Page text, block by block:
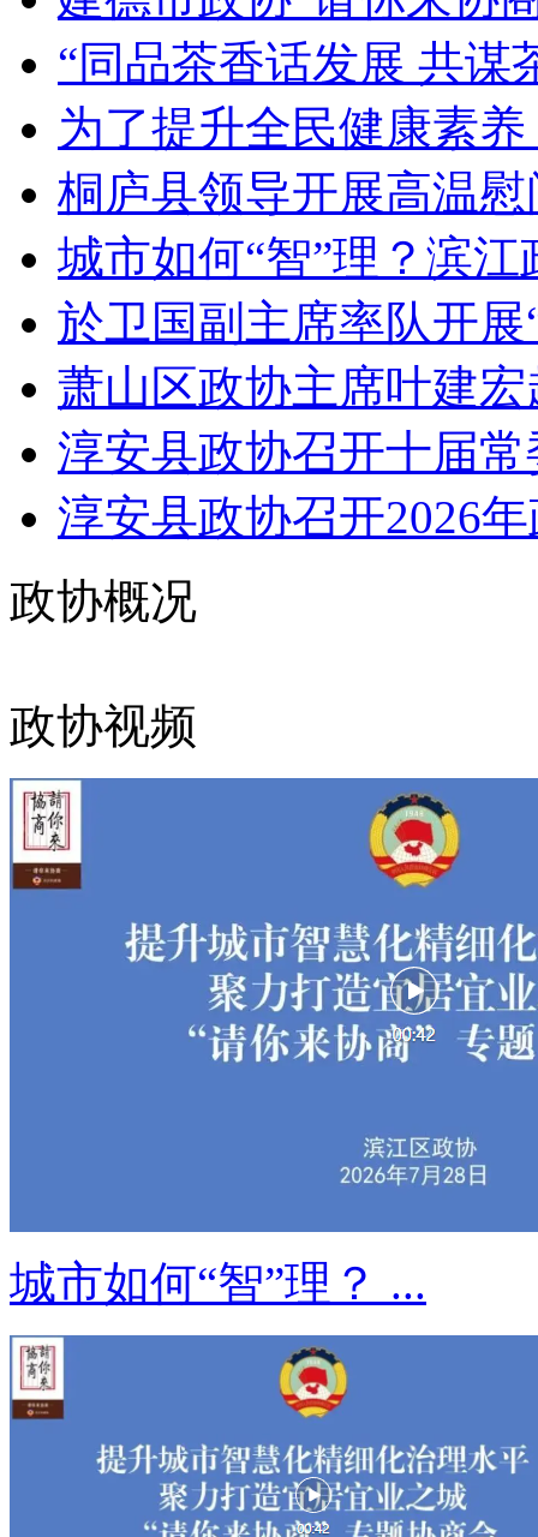
“同品茶香话发展 共
为了提升全民健康素
桐庐县领导开展高温
城市如何“智”理？滨
於卫国副主席率队开
萧山区政协主席叶建
淳安县政协召开十届
淳安县政协召开2026
政协概况
政协视频
城市如何“智”理？ ...